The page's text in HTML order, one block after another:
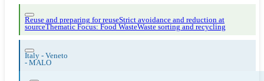
Reuse and preparing for reuseStrict avoidance and reduction at
sourceThematic Focus: Food WasteWaste sorting and recycling
Italy - Veneto
- MALO